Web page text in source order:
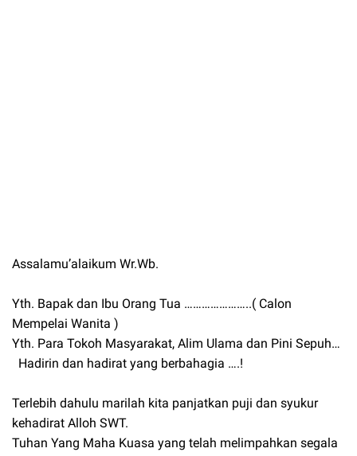
Assalamu’alaikum Wr.Wb.
Yth. Bapak dan Ibu Orang Tua …………………..( Calon
Mempelai Wanita )
Yth. Para Tokoh Masyarakat, Alim Ulama dan Pini Sepuh…
Hadirin dan hadirat yang berbahagia ….!
Terlebih dahulu marilah kita panjatkan puji dan syukur
kehadirat Alloh SWT.
Tuhan Yang Maha Kuasa yang telah melimpahkan segala